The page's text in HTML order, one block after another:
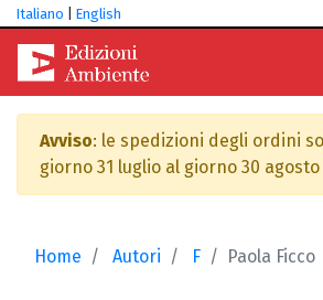
Italiano English
Avviso: le spedizioni degli ordini
giorno 31 luglio al giorno 30 agosto
Home Autori F Paola Ficco